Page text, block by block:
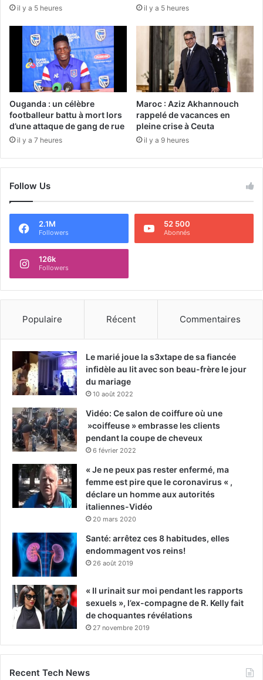
il y a 5 heures il y a 5 heures
Ouganda : un célèbre
footballeur battu à mort lors
d’une attaque de gang de rue
il y a 7 heures
Maroc : Aziz Akhannouch
rappelé de vacances en
pleine crise à Ceuta
il y a 9 heures
Follow Us
2.1M
Followers
52 500
Abonnés
126k
Followers
Populaire Récent Commentaires
Le marié joue la s3xtape de sa fiancée
infidèle au lit avec son beau-frère le jour
du mariage
10 août 2022
Vidéo: Ce salon de coiffure où une
»coiffeuse » embrasse les clients
pendant la coupe de cheveux
6 février 2022
« Je ne peux pas rester enfermé, ma
femme est pire que le coronavirus « ,
déclare un homme aux autorités
italiennes-Vidéo
20 mars 2020
Santé: arrêtez ces 8 habitudes, elles
endommagent vos reins!
26 août 2019
« Il urinait sur moi pendant les rapports
sexuels », l’ex-compagne de R. Kelly fait
de choquantes révélations
27 novembre 2019
Recent Tech News